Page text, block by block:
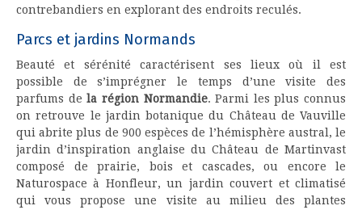
contrebandiers en explorant des endroits reculés.
Parcs et jardins Normands
Beauté et sérénité caractérisent ses lieux où il est
possible de s’imprégner le temps d’une visite des
parfums dela région Normandie. Parmi les plus connus
on retrouve le jardin botanique du Château de Vauville
qui abrite plus de 900 espèces de l’hémisphère austral, le
jardin d’inspiration anglaise du Château de Martinvast
composé de prairie, bois et cascades, ou encore le
Naturospace à Honfleur, un jardin couvert et climatisé
qui vous propose une visite au milieu des plantes